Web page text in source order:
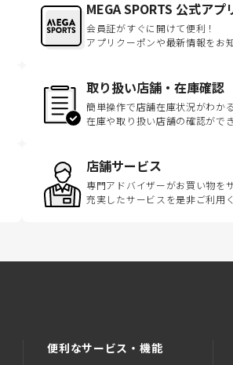
MEGA SPORTS 公式アプ
会員証がすぐに開けて便利！
アプリクーポンや最新情報をお
取り扱い店舗・在庫確認
簡単操作で店舗在庫状況がわか
在庫や取り扱い店舗の確認ができ
店舗サービス
専門アドバイザーがお買い物を
充実したサービスを是非ご利用
便利なサービス・機能